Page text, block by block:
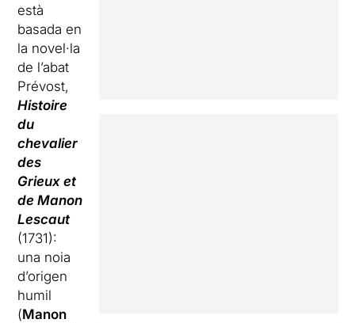
està
basada en
la novel·la
de l’abat
Prévost,
Histoire
du
chevalier
des
Grieux et
de Manon
Lescaut
(1731):
una noia
d’origen
humil
(Manon